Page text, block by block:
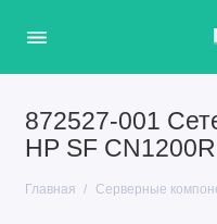
872527-001
HP SF
Главная Серверные